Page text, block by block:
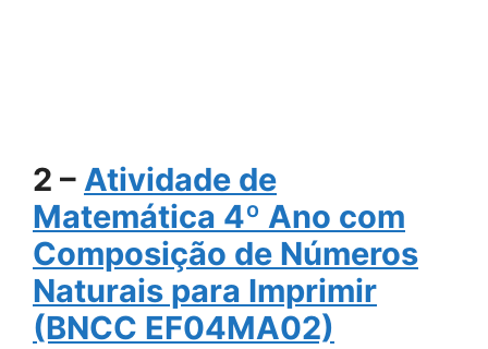
2 – Atividade de
Matemática 4º Ano com
Composição de Números
Naturais para Imprimir
(BNCC EF04MA02)